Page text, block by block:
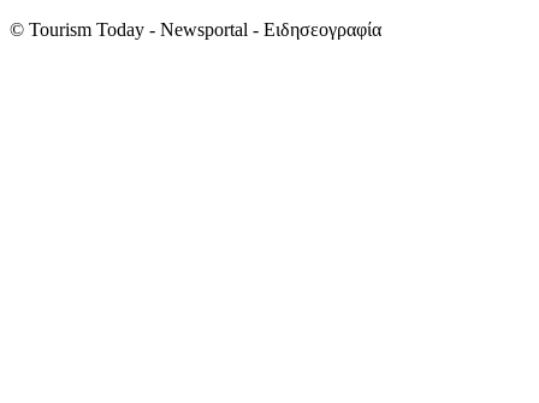
© Tourism Today - Newsportal - Ειδησεογραφία